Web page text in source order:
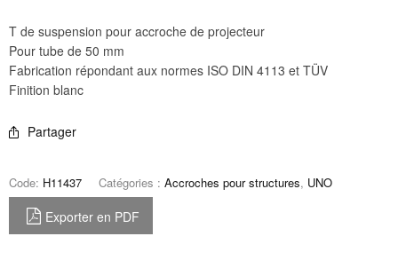
T de suspension pour accroche de projecteur
Pour tube de 50 mm
Fabrication répondant aux normes ISO DIN 4113 et TÜV
Finition blanc
Partager
Code: H11437 Catégories : Accroches pour structures, UNO
Exporter en PDF